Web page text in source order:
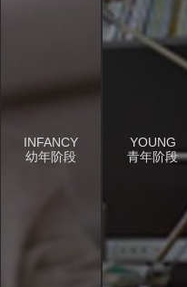
INFANCY
幼年阶段
YOUNG
青年阶段